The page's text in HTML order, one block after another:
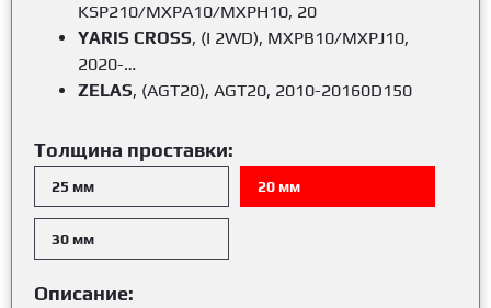
KSP210/MXPA10/MXPH10, 20
YARIS CROSS, (I 2WD), MXPB10/MXPJ10,
2020-…
ZELAS, (AGT20), AGT20, 2010-20160D150
Толщина проставки:
25 мм 20 мм
30 мм
Описание: